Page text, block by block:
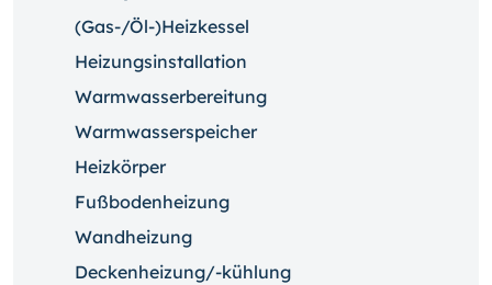
(Gas-/Öl-)Heizkessel
Heizungsinstallation
Warmwasserbereitung
Warmwasserspeicher
Heizkörper
Fußbodenheizung
Wandheizung
Deckenheizung/-kühlung